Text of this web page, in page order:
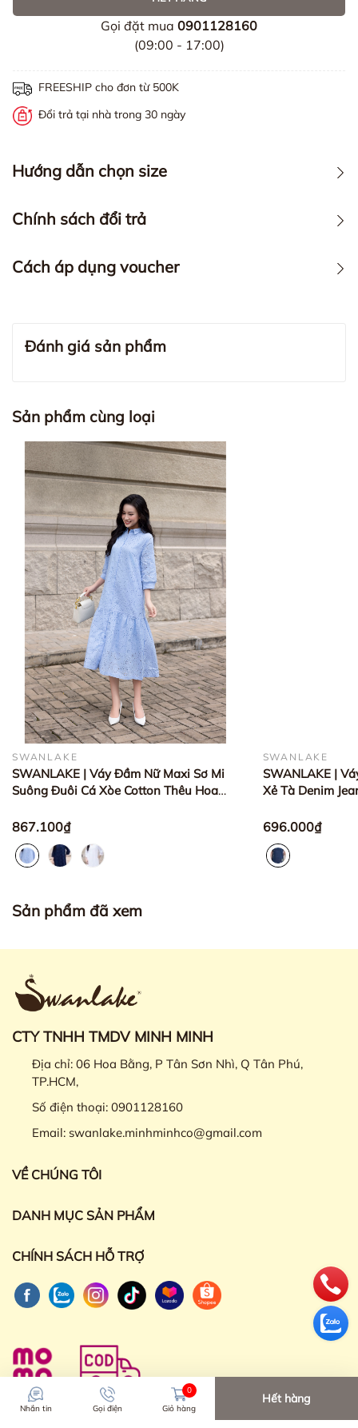
Gọi đặt mua 0901128160
(09:00 - 17:00)
FREESHIP cho đơn từ 500K
Đổi trả tại nhà trong 30 ngày
Hướng dẫn chọn size
Chính sách đổi trả
Cách áp dụng voucher
Đánh giá sản phẩm
Sản phẩm cùng loại
SWANLAKE
SWANLAKE | Váy Đầm Nữ Maxi Sơ Mi
Suông Đuôi Cá Xòe Cotton Thêu Hoa
D12901LW01
867.100₫
SWANLAKE
SWANLAKE |
Xẻ Tà Denim
D12896LW01
696.000₫
Sản phẩm đã xem
CTY TNHH TMDV MINH MINH
Địa chỉ: 06 Hoa Bằng, P Tân Sơn Nhì, Q Tân Phú,
TP.HCM,
Số điện thoại: 0901128160
Email: swanlake.minhminhco@gmail.com
VỀ CHÚNG TÔI
DANH MỤC SẢN PHẨM
CHÍNH SÁCH HỖ TRỢ
Nhắn tin Gọi điện
0
Giỏ hàng
Hết hàng